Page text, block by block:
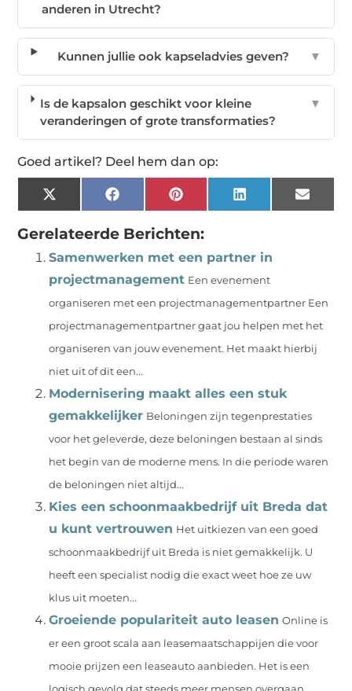
anderen in Utrecht?
Kunnen jullie ook kapseladvies geven? ▼
Is de kapsalon geschikt voor kleine
veranderingen of grote transformaties?
▼
Goed artikel? Deel hem dan op:
X
(Twitter)
FacebookPinterest LinkedIn Email
Gerelateerde Berichten:
Samenwerken met een partner in
projectmanagement Een evenement
organiseren met een projectmanagementpartner Een
projectmanagementpartner gaat jou helpen met het
organiseren van jouw evenement. Het maakt hierbij
niet uit of dit een...
Modernisering maakt alles een stuk
gemakkelijker Beloningen zijn tegenprestaties
voor het geleverde, deze beloningen bestaan al sinds
het begin van de moderne mens. In die periode waren
de beloningen niet altijd...
Kies een schoonmaakbedrijf uit Breda dat
u kunt vertrouwen Het uitkiezen van een goed
schoonmaakbedrijf uit Breda is niet gemakkelijk. U
heeft een specialist nodig die exact weet hoe ze uw
klus uit moeten...
Groeiende populariteit auto leasen Online is
er een groot scala aan leasemaatschappijen die voor
mooie prijzen een leaseauto aanbieden. Het is een